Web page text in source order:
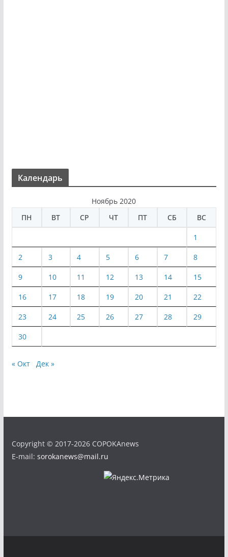
Календарь
Ноябрь 2020
ПН
ВТ СР ЧТ ПТ СБ ВС
1
2 3 4 5 6 7 8
9 10 11 12 13 14 15
16 17 18 19 20 21 22
23 24 25 26 27 28 29
30
« Окт Дек »
Copyright © 2017-2026 COPOKAnews
E-mail: sorokanews@mail.ru